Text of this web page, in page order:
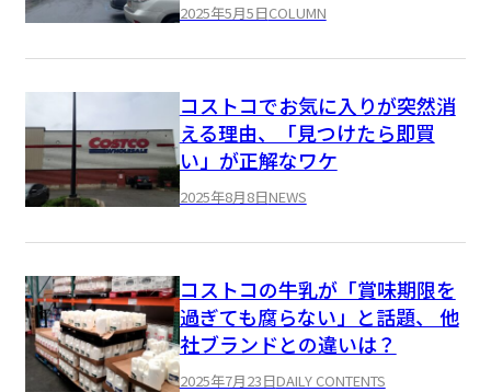
2025年5月5日COLUMN
コストコでお気に入りが突然消
える理由、「見つけたら即買
い」が正解なワケ
2025年8月8日NEWS
コストコの牛乳が「賞味期限を
過ぎても腐らない」と話題、 他
社ブランドとの違いは？
2025年7月23日DAILY CONTENTS